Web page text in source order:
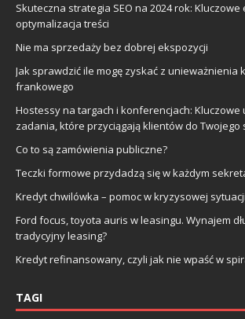
Skuteczna strategia SEO na 2024 rok:
optymalizacja treści
Nie ma sprzedaży bez dobrej ekspozycji
Jak sprawdzić ile mogę zyskać z unieważnienia
frankowego
Hostessy na targach i konferencjach: Kluczowe
zadania, które przyciągają klientów do Twojego
Co to są zamówienia publiczne?
Teczki formowe przydadzą się w każdym
Kredyt chwilówka – pomoc w kryzysowej sytuacji
Ford focus, toyota auris w leasingu. Wynajem
tradycyjny leasing?
Kredyt refinansowany, czyli jak nie wpaść w
TAGI